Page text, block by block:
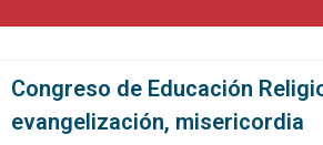
Congreso de Educación
evangelización, misericordia